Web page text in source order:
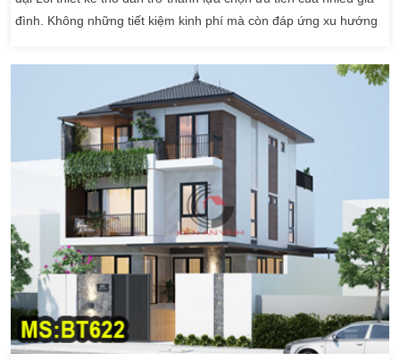
đình. Không những tiết kiệm kinh phí mà còn đáp ứng xu hướng
nhà biệt thự bằng bê tông 3 tầng phong cách hiện đại đơn giản
nhưng tiện nghi. Công trình […]